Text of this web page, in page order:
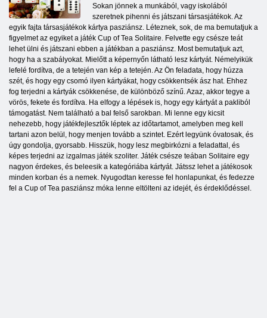
Sokan jönnek a munkából, vagy iskolából
szeretnek pihenni és játszani társasjátékok. Az
egyik fajta társasjátékok kártya pasziánsz. Léteznek, sok, de ma bemutatjuk a
figyelmet az egyiket a játék Cup of Tea Solitaire. Felvette egy csésze teát
lehet ülni és játszani ebben a játékban a pasziánsz. Most bemutatjuk azt,
hogy ha a szabályokat. Mielőtt a képernyőn látható lesz kártyát. Némelyikük
lefelé fordítva, de a tetején van kép a tetején. Az Ön feladata, hogy húzza
szét, és hogy egy csomó ilyen kártyákat, hogy csökkentsék ász hat. Ehhez
fog terjedni a kártyák csökkenése, de különböző színű. Azaz, akkor tegye a
vörös, fekete és fordítva. Ha elfogy a lépések is, hogy egy kártyát a pakliból
támogatást. Nem található a bal felső sarokban. Mi lenne egy kicsit
nehezebb, hogy játékfejlesztők léptek az időtartamot, amelyben meg kell
tartani azon belül, hogy menjen tovább a szintet. Ezért legyünk óvatosak, és
úgy gondolja, gyorsabb. Hisszük, hogy lesz megbirkózni a feladattal, és
képes terjedni az izgalmas játék szoliter. Játék csésze teában Solitaire egy
nagyon érdekes, és beleesik a kategóriába kártyát. Játssz lehet a játékosok
minden korban és a nemek. Nyugodtan keresse fel honlapunkat, és fedezze
fel a Cup of Tea pasziánsz móka lenne eltölteni az idejét, és érdeklődéssel.